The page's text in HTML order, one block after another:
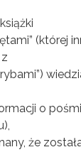
(której
o
że